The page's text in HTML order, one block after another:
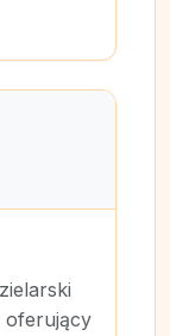
oferujący